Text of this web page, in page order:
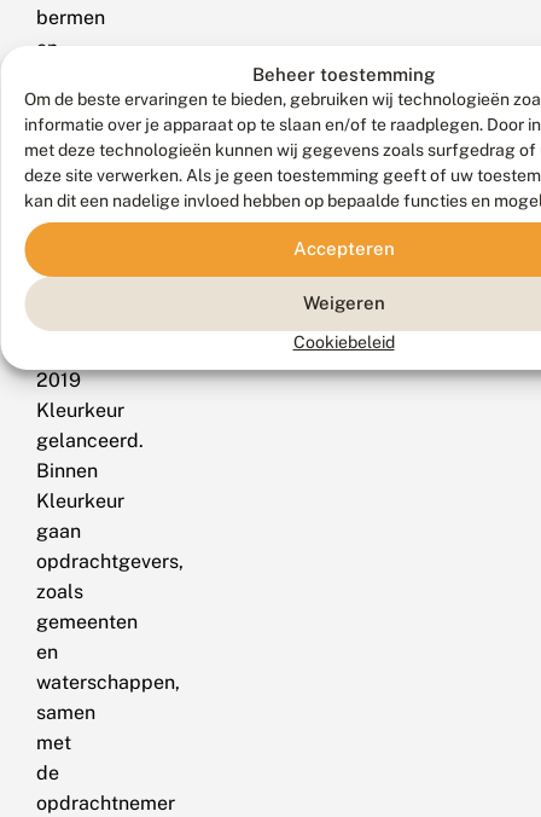
Beheer toestemming
Om de beste ervaringen te bieden, gebruiken wij technologieën
informatie over je apparaat op te slaan en/of te raadplegen. Door
met deze technologieën kunnen wij gegevens zoals surfgedrag of
deze site verwerken. Als je geen toestemming geeft of uw
kan dit een nadelige invloed hebben op bepaalde functies en
Accepteren
Weigeren
Cookiebeleid
bermen
en
ecologisch
te
beheren,
vindt
De
Daarom
2019
Kleurkeur
gelanceerd.
Binnen
Kleurkeur
gaan
opdrachtgevers,
zoals
gemeenten
en
waterschappen,
samen
met
de
opdrachtnemer